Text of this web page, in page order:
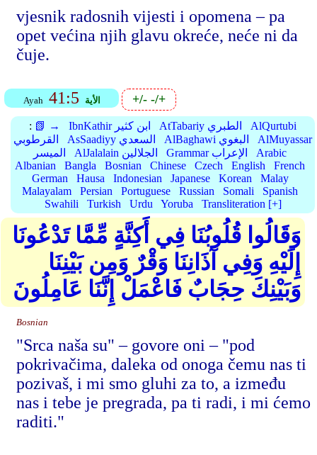
vjesnik radosnih vijesti i opomena – pa
opet većina njih glavu okreće, neće ni da
čuje.
Ayah 41:5 الأية +/--/+
: 📗 → IbnKathir ابن كثير AtTabariy الطبري
AlQurtubi
القرطوبي
AsSaadiyy السعدي AlBaghawi البغوي
AlMuyassar
الميسر
AlJalalain الجلالين Grammar الإعراب
Arabic
Albanian
Bangla Bosnian Chinese Czech English
French
German
Hausa Indonesian Japanese Korean
Malay
Malayalam
Persian Portuguese Russian Somali
Spanish
Swahili
Turkish Urdu Yoruba Transliteration [+]
وَقَالُوا قُلُوبُنَا فِي أَكِنَّةٍ مِّمَّا تَدْعُونَا
إِلَيْهِ وَفِي آذَانِنَا وَقْرٌ وَمِن بَيْنِنَا
وَبَيْنِكَ حِجَابٌ فَاعْمَلْ إِنَّنَا عَامِلُونَ
Bosnian
"Srca naša su" – govore oni – "pod
pokrivačima, daleka od onoga čemu nas ti
pozivaš, i mi smo gluhi za to, a između
nas i tebe je pregrada, pa ti radi, i mi ćemo
raditi."